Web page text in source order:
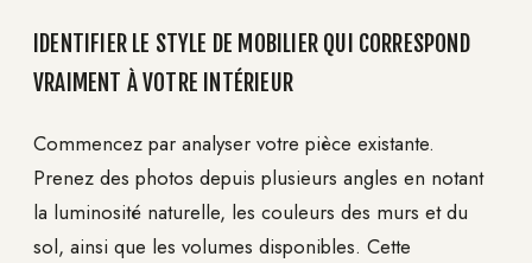
IDENTIFIER LE STYLE DE MOBILIER QUI CORRESPOND
VRAIMENT À VOTRE INTÉRIEUR
Commencez par analyser votre pièce existante.
Prenez des photos depuis plusieurs angles en notant
la luminosité naturelle, les couleurs des murs et du
sol, ainsi que les volumes disponibles. Cette